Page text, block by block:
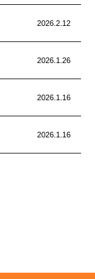
2026.2.12
2026.1.26
2026.1.16
2026.1.16